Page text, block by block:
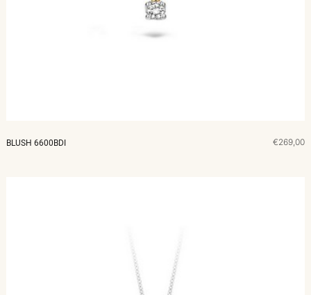
BLUSH 6600BDI €269,00